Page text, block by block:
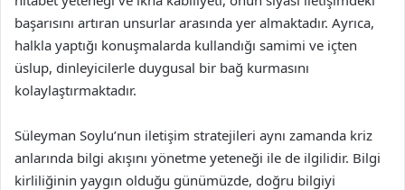
başarısını artıran unsurlar arasında yer almaktadır. Ayrıca,
halkla yaptığı konuşmalarda kullandığı samimi ve içten
üslup, dinleyicilerle duygusal bir bağ kurmasını
kolaylaştırmaktadır.
Süleyman Soylu’nun iletişim stratejileri aynı zamanda kriz
anlarında bilgi akışını yönetme yeteneği ile de ilgilidir. Bilgi
kirliliğinin yaygın olduğu günümüzde, doğru bilgiyi